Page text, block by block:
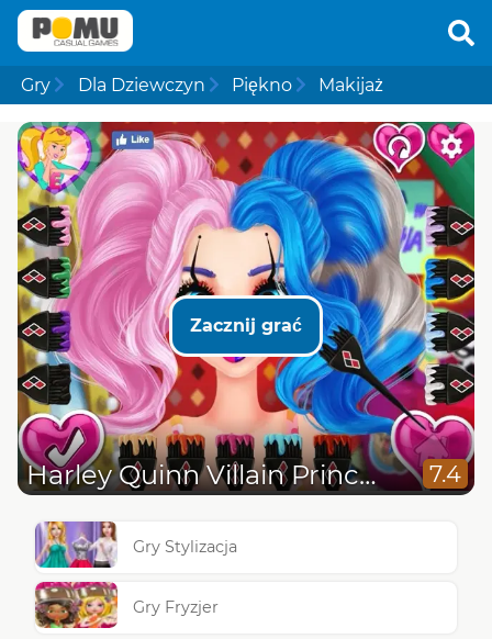
Gry Dla Dziewczyn Piękno Makijaż
Zacznij grać
Harley Quinn Villain Princess 7.4
Gry Stylizacja
Gry Fryzjer